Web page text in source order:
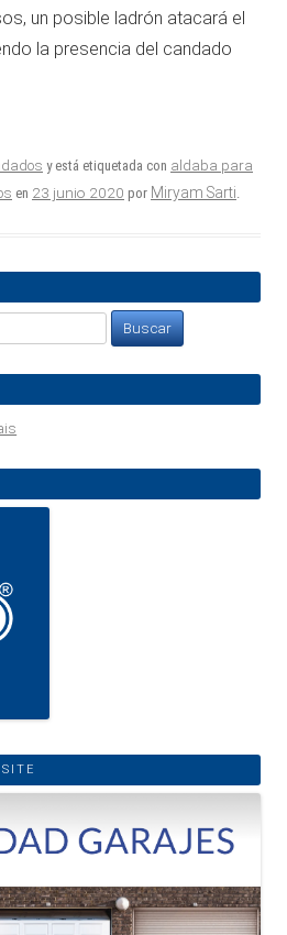
un posible ladrón atacará el
la presencia del candado
y está etiquetada con aldaba para
en 23 junio 2020 por Miryam Sarti.